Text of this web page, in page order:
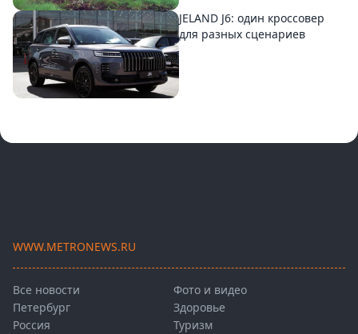
JELAND J6: один кроссовер
для разных сценариев
WWW.METRONEWS.RU
Все новости
Петербург
Россия
Фото и видео
Здоровье
Туризм